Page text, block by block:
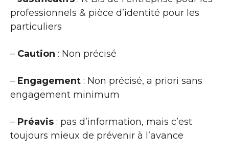
professionnels & pièce d’identité pour les
particuliers
– Caution : Non précisé
– Engagement : Non précisé, a priori sans
engagement minimum
– Préavis : pas d’information, mais c’est
toujours mieux de prévenir à l’avance